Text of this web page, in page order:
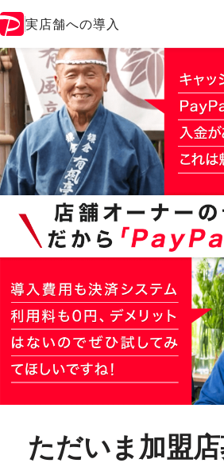
実店舗への導入
ただいま加盟店